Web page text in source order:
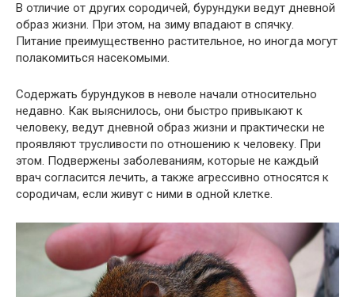
В отличие от других сородичей, бурундуки ведут дневной
образ жизни. При этом, на зиму впадают в спячку.
Питание преимущественно растительное, но иногда могут
полакомиться насекомыми.
Содержать бурундуков в неволе начали относительно
недавно. Как выяснилось, они быстро привыкают к
человеку, ведут дневной образ жизни и практически не
проявляют трусливости по отношению к человеку. При
этом. Подвержены заболеваниям, которые не каждый
врач согласится лечить, а также агрессивно относятся к
сородичам, если живут с ними в одной клетке.